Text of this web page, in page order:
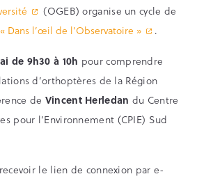
(OGEB) organise un cycle de
« Dans l’œil de l’Observatoire » .
de 9h30 à 10h pour comprendre
d’orthoptères de la Région
de Vincent Herledan du Centre
pour l’Environnement (CPIE) Sud
le lien de connexion par e-